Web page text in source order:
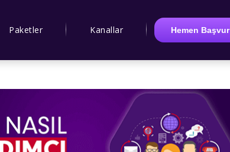
Paketler Kanallar Hemen Başvur